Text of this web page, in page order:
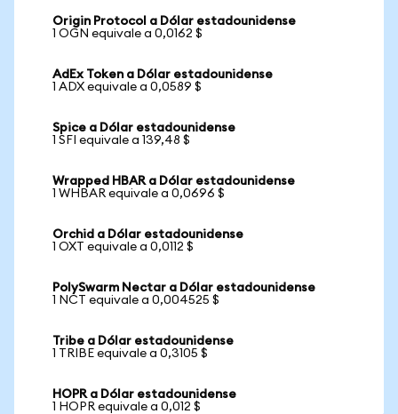
Origin Protocol a Dólar estadounidense
1 OGN equivale a 0,0162 $
AdEx Token a Dólar estadounidense
1 ADX equivale a 0,0589 $
Spice a Dólar estadounidense
1 SFI equivale a 139,48 $
Wrapped HBAR a Dólar estadounidense
1 WHBAR equivale a 0,0696 $
Orchid a Dólar estadounidense
1 OXT equivale a 0,0112 $
PolySwarm Nectar a Dólar estadounidense
1 NCT equivale a 0,004525 $
Tribe a Dólar estadounidense
1 TRIBE equivale a 0,3105 $
HOPR a Dólar estadounidense
1 HOPR equivale a 0,012 $